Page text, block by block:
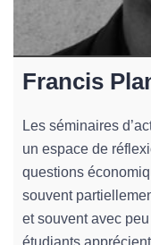
Francis
Les séminaires
un espace de
questions
souvent
et souvent avec
étudiants apprécient